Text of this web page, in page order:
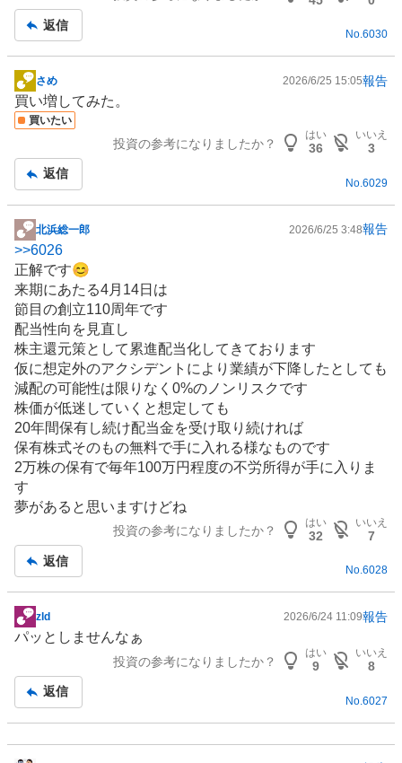
返信
No.6030
掲
示
板
さめ 2026/6/25 15:05報告
買い増してみた。
買いたい
投資の参考になりましたか？
はい
36
いいえ
3
返信
No. 6029
掲
示
板
記
事
北浜総一郎 2026/6/25 3:48報告
>>6026
正解です😊
来期にあたる4月14日は
節目の創立110周年です
配当性向を見直し
株主還元策として累進配当化してきております
仮に想定外のアクシデントにより業績が下降したとしても
減配の可能性は限りなく0%のノンリスクです
株価が低迷していくと想定しても
20年間保有し続け配当金を受け取り続ければ
保有株式そのもの無料で手に入れる様なものです
2万株の保有で毎年100万円程度の不労所得が手に入りま
す
夢があると思いますけどね
投資の参考になりましたか？
はい
32
いいえ
7
返信
No.6028
掲
示
事
zld 2026/6/24 11:09報告
パッとしませんなぁ
投資の参考になりましたか？
はい
9
いいえ
8
返信
No. 6027